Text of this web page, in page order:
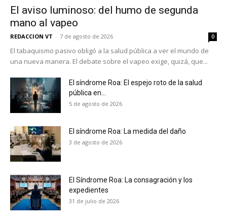
Suscríbete a nuestro boletín diario y
recibe todas las noticias del vapeo y la
reducción de daños en tu correo
electrónico.
Subscribe to our daily clipping and
tobacco harm reduction in your email.
El aviso luminoso: del humo de segunda
mano al vapeo
REDACCION VT - 7 de agosto de 2026 0
El tabaquismo pasivo obligó a la salud pública a ver el mundo de
una nueva manera. El debate sobre el vapeo exige, quizá, que...
El síndrome Roa: El espejo roto de la salud
pública en...
5 de agosto de 2026
El síndrome Roa: La medida del daño
3 de agosto de 2026
El Síndrome Roa: La consagración y los
expedientes
31 de julio de 2026